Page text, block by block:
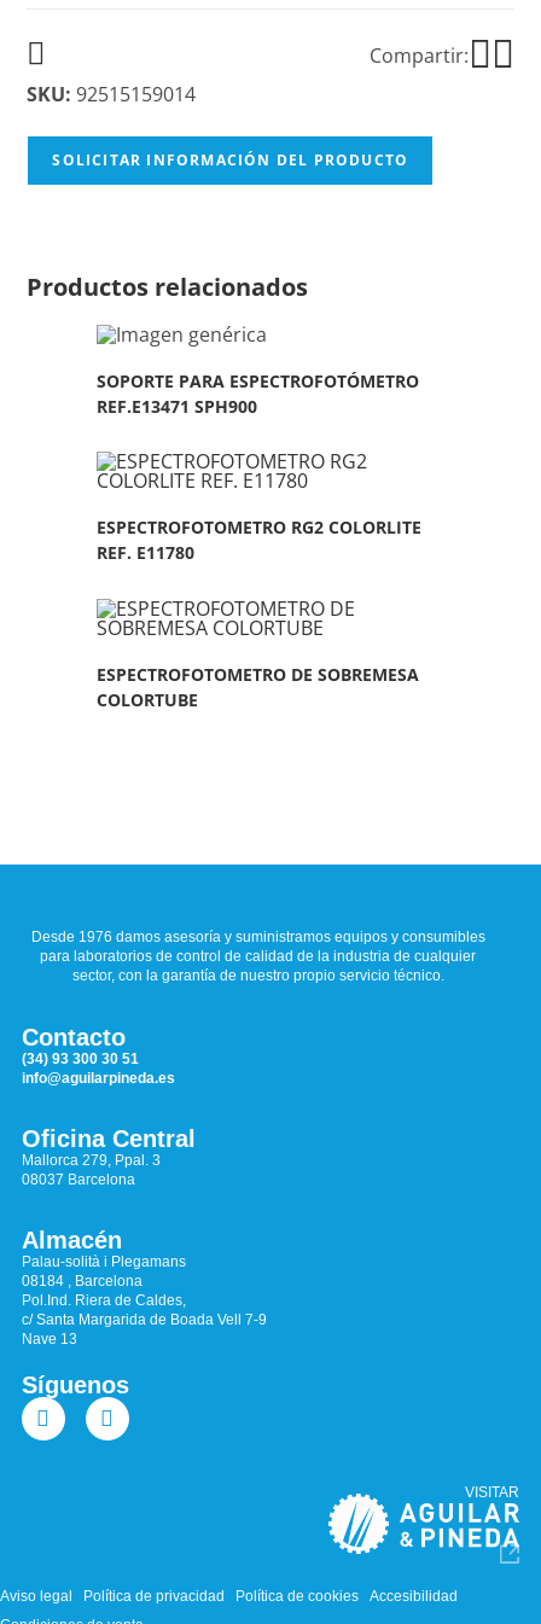
Compartir:
SKU: 92515159014
SOLICITAR INFORMACIÓN DEL PRODUCTO
Productos relacionados
SOPORTE PARA ESPECTROFOTÓMETRO
REF.E13471 SPH900
ESPECTROFOTOMETRO RG2 COLORLITE
REF. E11780
ESPECTROFOTOMETRO DE SOBREMESA
COLORTUBE
Desde 1976 damos asesoría y suministramos equipos y consumibles
para laboratorios de control de calidad de la industria de cualquier
sector, con la garantía de nuestro propio servicio técnico.
Contacto
(34) 93 300 30 51
info@aguilarpineda.es
Oficina Central
Mallorca 279, Ppal. 3
08037 Barcelona
Almacén
Palau-solità i Plegamans
08184 , Barcelona
Pol.Ind. Riera de Caldes,
c/ Santa Margarida de Boada Vell 7-9
Nave 13
Síguenos
VISITAR
Aviso legal Política de privacidad Política de cookies
Accesibilidad